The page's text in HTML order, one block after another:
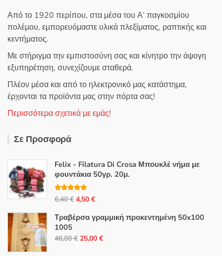
Από το 1920 περίπου, στα μέσα του Α’ παγκοσμίου
πολέμου, εμπορευόμαστε υλικά πλεξίματος, ραπτικής και
κεντήματος.
Με στήριγμα την εμπιστοσύνη σας και κίνητρο την άψογη
εξυπηρέτηση, συνεχίζουμε σταθερά.
Πλέον μέσα και από το ηλεκτρονικό μας κατάστημα,
έρχονται τα προϊόντα μας στην πόρτα σας!
Περισσότερα σχετικά με εμάς!
Σε Προσφορά
Felix - Filatura Di Crosa Μπουκλέ νήμα με
φουντάκια 50γρ. 20μ.
Βαθμολογή
θηκε με 5.00
6,40€ Original
was:
6,40 €.
4,50 €Η
τιμή
είναι:
Τραβέρσα γραμμική προκεντημένη 50x100
1005
46,80€ Original
25,00 €Η